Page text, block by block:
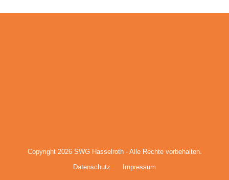
Copyright 2026 SWG Hasselroth- Alle Rechte vorbehalten.
Datenschutz
Impressum